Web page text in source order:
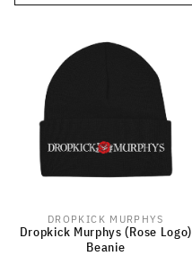
Anbieter:
DROPKICK MURPHYS
Dropkick Murphys (Rose Logo)
Beanie